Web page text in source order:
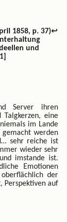
1858, p. 37)↩
und
Server ihren
eine
im Lande
gemacht werden
sehr reiche ist
wieder sehr
imstande ist.
Emotionen
der
Perspektiven auf